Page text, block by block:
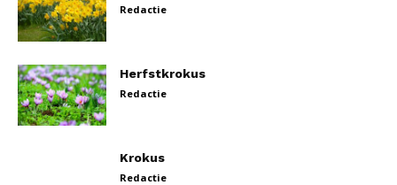
Redactie
Herfstkrokus
Redactie
Krokus
Redactie